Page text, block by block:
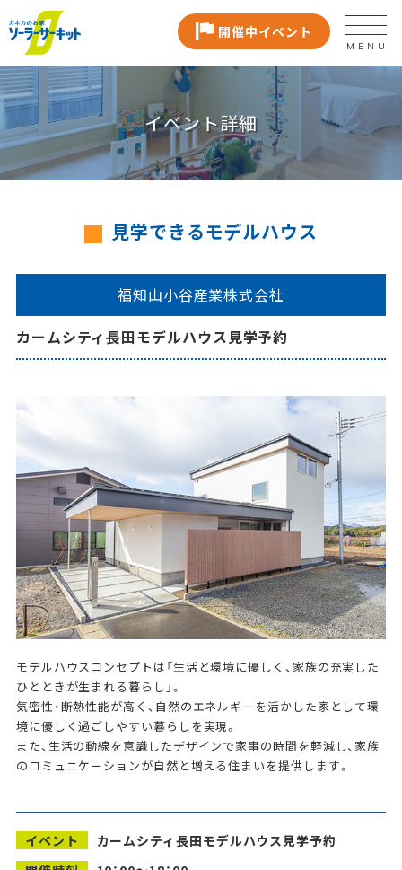
開催中イベント
MENU
イベント詳細
見学できるモデルハウス
福知山小谷産業株式会社
カームシティ長田モデルハウス見学予約
モデルハウスコンセプトは「生活と環境に優しく、家族の充実した
ひとときが生まれる暮らし」。
気密性・断熱性能が高く、自然のエネルギーを活かした家として環
境に優しく過ごしやすい暮らしを実現。
また、生活の動線を意識したデザインで家事の時間を軽減し、家族
のコミュニケーションが自然と増える住まいを提供します。
イベント
カームシティ長田モデルハウス見学予約